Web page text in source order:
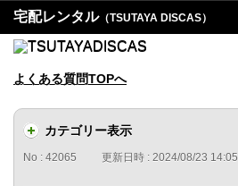
宅配レンタル（TSUTAYA DISCAS）
よくある質問TOPへ
カテゴリー表示
No : 42065 更新日時 : 2024/08/23 14:05